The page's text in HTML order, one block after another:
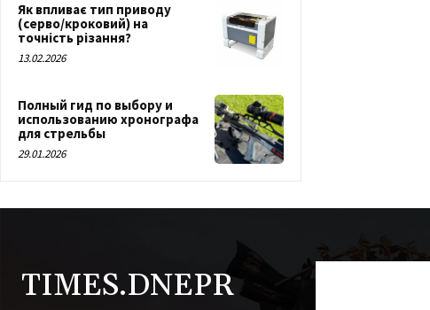
Як впливає тип приводу
(серво/кроковий) на
точність різання?
13.02.2026
Полный гид по выбору и
использованию хронографа
для стрельбы
29.01.2026
TIMES.DNEPR